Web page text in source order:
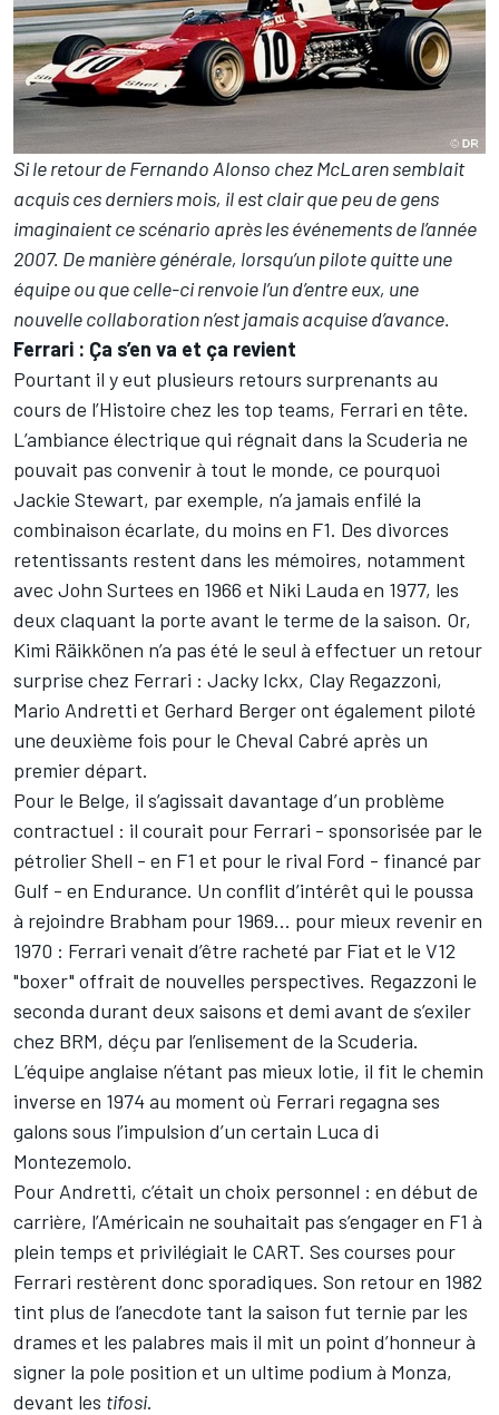
Si le retour de Fernando Alonso chez McLaren semblait
acquis ces derniers mois, il est clair que peu de gens
imaginaient ce scénario après les événements de l’année
2007. De manière générale, lorsqu’un pilote quitte une
équipe ou que celle-ci renvoie l’un d’entre eux, une
nouvelle collaboration n’est jamais acquise d’avance.
Ferrari : Ça s’en va et ça revient
Pourtant il y eut plusieurs retours surprenants au
cours de l’Histoire chez les top teams, Ferrari en tête.
L’ambiance électrique qui régnait dans la Scuderia ne
pouvait pas convenir à tout le monde, ce pourquoi
Jackie Stewart, par exemple, n’a jamais enfilé la
combinaison écarlate, du moins en F1. Des divorces
retentissants restent dans les mémoires, notamment
avec John Surtees en 1966 et Niki Lauda en 1977, les
deux claquant la porte avant le terme de la saison. Or,
Kimi Räikkönen n’a pas été le seul à effectuer un retour
surprise chez Ferrari : Jacky Ickx, Clay Regazzoni,
Mario Andretti et Gerhard Berger ont également piloté
une deuxième fois pour le Cheval Cabré après un
premier départ.
Pour le Belge, il s’agissait davantage d’un problème
contractuel : il courait pour Ferrari - sponsorisée par le
pétrolier Shell - en F1 et pour le rival Ford - financé par
Gulf - en Endurance. Un conflit d’intérêt qui le poussa
à rejoindre Brabham pour 1969... pour mieux revenir en
1970 : Ferrari venait d’être racheté par Fiat et le V12
"boxer" offrait de nouvelles perspectives. Regazzoni le
seconda durant deux saisons et demi avant de s’exiler
chez BRM, déçu par l’enlisement de la Scuderia.
L’équipe anglaise n’étant pas mieux lotie, il fit le chemin
inverse en 1974 au moment où Ferrari regagna ses
galons sous l’impulsion d’un certain Luca di
Montezemolo.
Pour Andretti, c’était un choix personnel : en début de
carrière, l’Américain ne souhaitait pas s’engager en F1 à
plein temps et privilégiait le CART. Ses courses pour
Ferrari restèrent donc sporadiques. Son retour en 1982
tint plus de l’anecdote tant la saison fut ternie par les
drames et les palabres mais il mit un point d’honneur à
signer la pole position et un ultime podium à Monza,
devant les tifosi.